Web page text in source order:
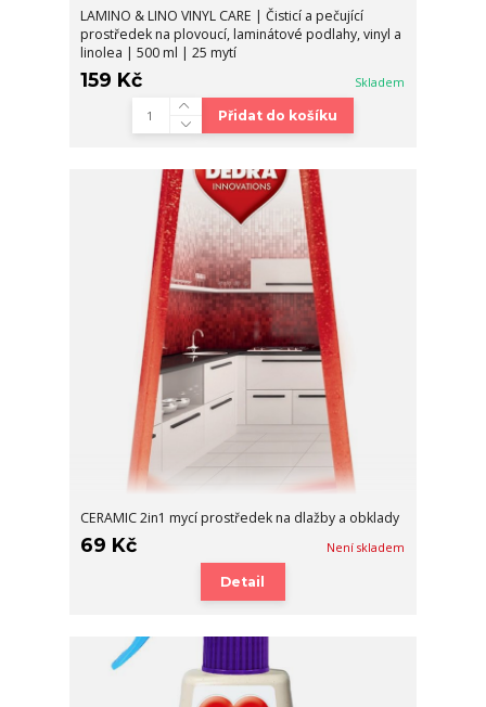
LAMINO & LINO VINYL CARE | Čisticí a pečující
prostředek na plovoucí, laminátové podlahy, vinyl a
linolea | 500 ml | 25 mytí
159 Kč Skladem
Přidat do košíku
CERAMIC 2in1 mycí prostředek na dlažby a obklady
69 Kč Není skladem
Detail